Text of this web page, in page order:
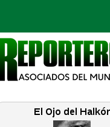
Política Opinión
Planeta Tierra
Educación